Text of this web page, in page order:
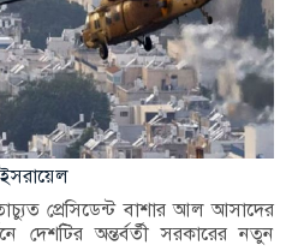
ইসরায়েল
প্রেসিডেন্ট বাশার আল আসাদের
দেশটির অন্তর্বর্তী সরকারের নতুন